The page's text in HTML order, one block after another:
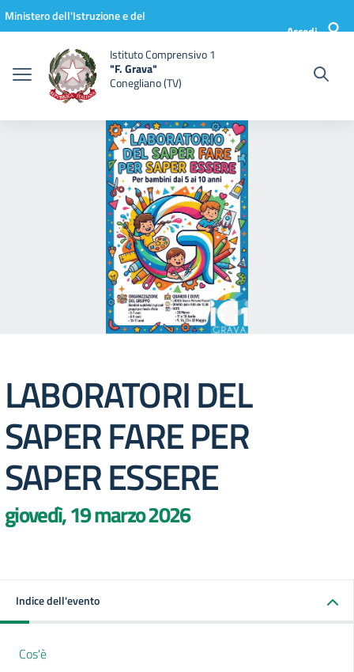
Vai ai contenuti
Vai al menu di navigazione
Vai al footer
Ministero dell'Istruzione e del
Accedi
Istituto Comprensivo 1
"F. Grava"
Conegliano (TV)
LABORATORI DEL
SAPER FARE PER
SAPER ESSERE
giovedì, 19 marzo 2026
Indice dell'evento
Cos'è